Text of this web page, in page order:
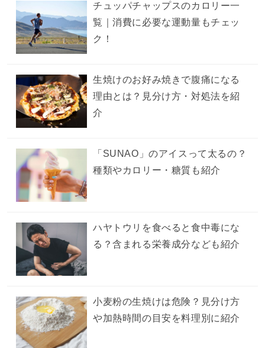
チュッパチャップスのカロリー一
覧｜消費に必要な運動量もチェッ
ク！
生焼けのお好み焼きで腹痛になる
理由とは？見分け方・対処法を紹
介
「SUNAO」のアイスって太るの？
種類やカロリー・糖質も紹介
ハヤトウリを食べると食中毒にな
る？含まれる栄養成分なども紹介
小麦粉の生焼けは危険？見分け方
や加熱時間の目安を料理別に紹介